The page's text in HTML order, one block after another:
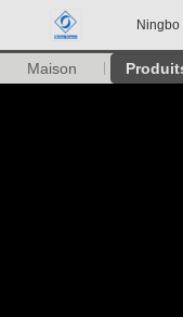
Ningbo
Maison